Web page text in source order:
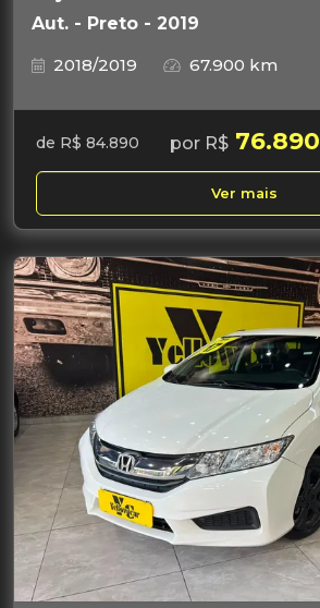
Aut. - Preto - 2019
2018/2019
67.900 km
de R$ 84.890 por R$ 76.890
Ver mais